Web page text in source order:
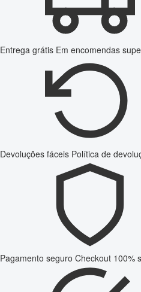
Entrega grátis Em encomendas
Devoluções fáceis Política de
Pagamento seguro Checkout 100%